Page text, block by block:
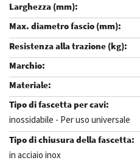
inossidabile - Per uso universale
in acciaio inox